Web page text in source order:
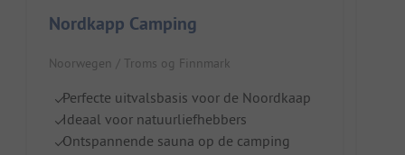
Nordkapp Camping
Noorwegen / Troms og Finnmark
Perfecte uitvalsbasis voor de Noordkaap
Ideaal voor natuurliefhebbers
Ontspannende sauna op de camping